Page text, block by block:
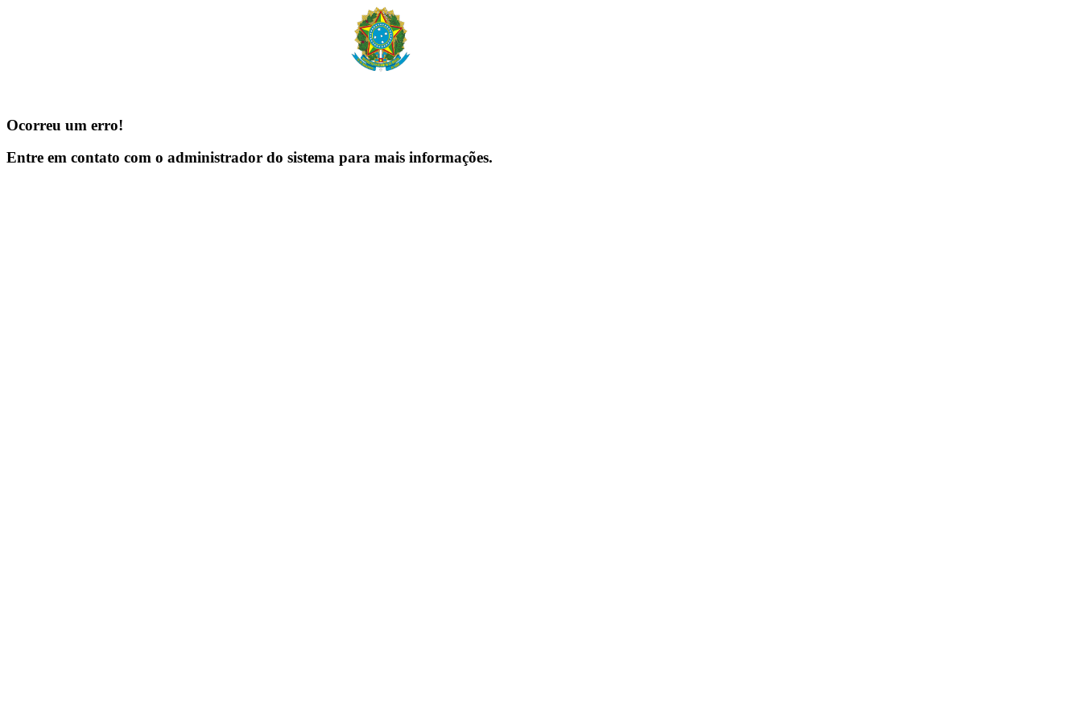
Ocorreu um erro!
Entre em contato com o administrador do sistema para mais informações.